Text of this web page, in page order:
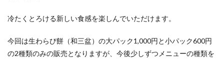
冷たくとろける新しい食感を楽しんでいただけます。
今回は生わらび餅（和三盆）の大パック1,000円と小パック600円
の2種類のみの販売となりますが、今後少しずつメニューの種類を